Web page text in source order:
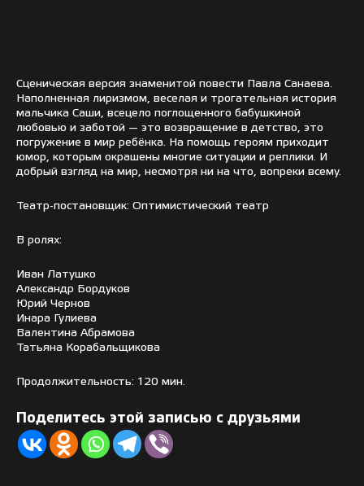
Сценическая версия знаменитой повести Павла Санаева.
Наполненная лиризмом, веселая и трогательная история
мальчика Саши, всецело поглощенного бабушкиной
любовью и заботой — это возвращение в детство, это
погружение в мир ребёнка. На помощь героям приходит
юмор, которым окрашены многие ситуации и реплики. И
добрый взгляд на мир, несмотря ни на что, вопреки всему.
Театр-постановщик: Оптимистический театр
В ролях:
Иван Латушко
Александр Бордуков
Юрий Чернов
Инара Гулиева
Валентина Абрамова
Татьяна Корабальщикова
Продолжительность: 120 мин.
Поделитесь этой записью с друзьями